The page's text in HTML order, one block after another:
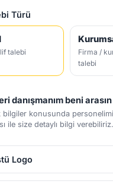
Türü
talebi
Firma /
talebi
danışmanım beni arasın
bilgiler konusunda
ile size detaylı bilgi verebiliriz.
Logo